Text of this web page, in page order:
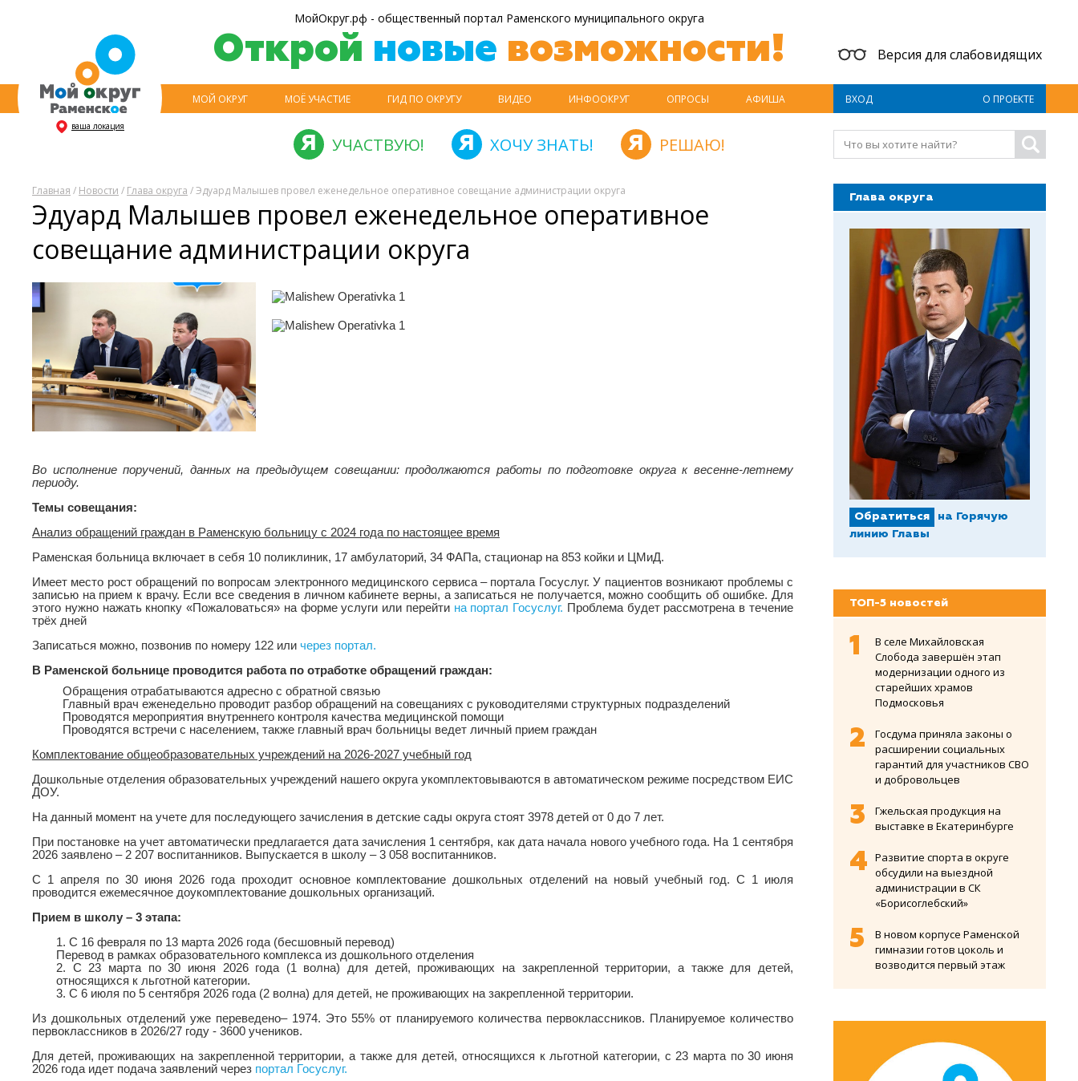
ваша локация
МойОкруг.рф - общественный портал Раменского муниципального округа
Открой новые возможности! Версия для слабовидящих
МОЙ ОКРУГ МОЁ УЧАСТИЕ ГИД ПО ОКРУГУ ВИДЕО ИНФООКРУГ ОПРОСЫ АФИША ВХОД О ПРОЕКТЕ
УЧАСТВУЮ! ХОЧУ ЗНАТЬ! РЕШАЮ!
Главная / Новости / Глава округа / Эдуард Малышев провел еженедельное оперативное совещание администрации округа
Эдуард Малышев провел еженедельное оперативное
совещание администрации округа
Во исполнение поручений, данных на предыдущем совещании: продолжаются работы по подготовке округа к весенне-летнему
периоду.
Темы совещания:
Анализ обращений граждан в Раменскую больницу с 2024 года по настоящее время
Раменская больница включает в себя 10 поликлиник, 17 амбулаторий, 34 ФАПа, стационар на 853 койки и ЦМиД.
Имеет место рост обращений по вопросам электронного медицинского сервиса – портала Госуслуг. У пациентов возникают проблемы с
записью на прием к врачу. Если все сведения в личном кабинете верны, а записаться не получается, можно сообщить об ошибке. Для
этого нужно нажать кнопку «Пожаловаться» на форме услуги или перейти на портал Госуслуг. Проблема будет рассмотрена в течение
трёх дней
Записаться можно, позвонив по номеру 122 или через портал.
В Раменской больнице проводится работа по отработке обращений граждан:
Обращения отрабатываются адресно с обратной связью
Главный врач еженедельно проводит разбор обращений на совещаниях с руководителями структурных подразделений
Проводятся мероприятия внутреннего контроля качества медицинской помощи
Проводятся встречи с населением, также главный врач больницы ведет личный прием граждан
Комплектование общеобразовательных учреждений на 2026-2027 учебный год
Дошкольные отделения образовательных учреждений нашего округа укомплектовываются в автоматическом режиме посредством ЕИС
ДОУ.
На данный момент на учете для последующего зачисления в детские сады округа стоят 3978 детей от 0 до 7 лет.
При постановке на учет автоматически предлагается дата зачисления 1 сентября, как дата начала нового учебного года. На 1 сентября
2026 заявлено – 2 207 воспитанников. Выпускается в школу – 3 058 воспитанников.
С 1 апреля по 30 июня 2026 года проходит основное комплектование дошкольных отделений на новый учебный год. C 1 июля
проводится ежемесячное доукомплектование дошкольных организаций.
Прием в школу – 3 этапа:
1. С 16 февраля по 13 марта 2026 года (бесшовный перевод)
Перевод в рамках образовательного комплекса из дошкольного отделения
2. С 23 марта по 30 июня 2026 года (1 волна) для детей, проживающих на закрепленной территории, а также для детей,
относящихся к льготной категории.
3. С 6 июля по 5 сентября 2026 года (2 волна) для детей, не проживающих на закрепленной территории.
Из дошкольных отделений уже переведено– 1974. Это 55% от планируемого количества первоклассников. Планируемое количество
первоклассников в 2026/27 году - 3600 учеников.
Для детей, проживающих на закрепленной территории, а также для детей, относящихся к льготной категории, с 23 марта по 30 июня
2026 года идет подача заявлений через портал Госуслуг.
Глава округа
Обратиться
на Горячую
линию Главы
ТОП-5 новостей
В селе Михайловская
Слобода завершён этап
модернизации одного из
старейших храмов
Подмосковья
Госдума приняла законы о
расширении социальных
гарантий для участников СВО
и добровольцев
Гжельская продукция на
выставке в Екатеринбурге
Развитие спорта в округе
обсудили на выездной
администрации в СК
«Борисоглебский»
В новом корпусе Раменской
гимназии готов цоколь и
возводится первый этаж